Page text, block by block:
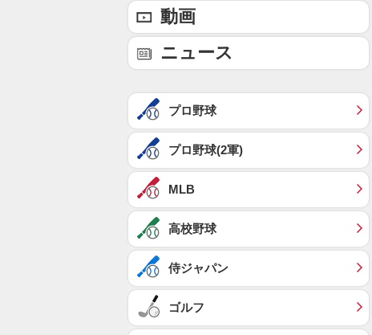
動画
ニュース
プロ野球
プロ野球(2軍)
MLB
高校野球
侍ジャパン
ゴルフ